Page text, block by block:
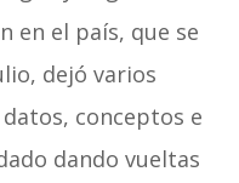
en el país, que se
dejó varios
conceptos e
dando vueltas